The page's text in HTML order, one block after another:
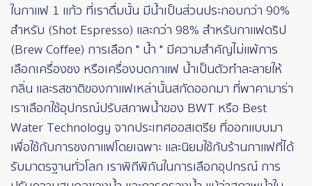
ในกาแฟ 1 แก้ว ที่เราดื่มนั้น มีน้ำเป็นส่วนประกอบกว่า 90%
สำหรับ (Shot Espresso) และกว่า 98% สำหรับกาแฟดริป
(Brew Coffee) การเลือก " น้ำ " มีความสำคัญไม่แพ้การ
เลือกเครื่องชง หรือเครื่องบดกาแฟ น้ำเป็นตัวทำละลายให้
กลิ่น และรสชาติของกาแฟเหล่านั้นสกัดออกมา ที่พาคามาร่า
เราเลือกใช้อุปกรณ์ปรับสภาพน้ำของ BWT หรือ Best
Water Technology จากประเทศออสเตรีย ที่ออกแบบมา
เพื่อใช้กับการชงกาแฟโดยเฉพาะ และนิยมใช้กับร้านกาแฟที่ได้
รับมาตรฐานทั่วโลก เราพิถีพิถันในการเลือกอุปกรณ์ การ